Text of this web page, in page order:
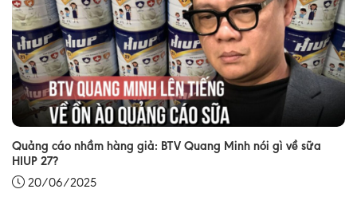
Quảng cáo nhầm hàng giả: BTV Quang Minh nói gì về sữa
HIUP 27?
20/06/2025